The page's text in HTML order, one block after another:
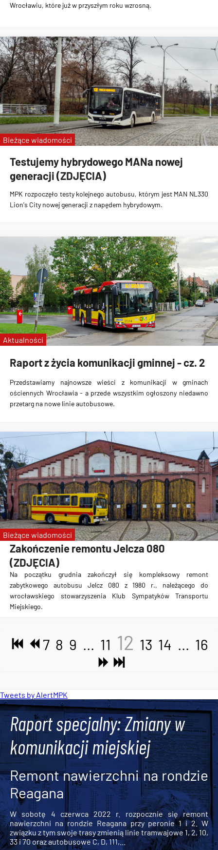
Wrocławiu, które już w przyszłym roku wzrosną.
Testujemy hybrydowego MANa nowej
generacji (ZDJĘCIA)
MPK rozpoczęło testy kolejnego autobusu, którym jest MAN NL330
Lion's City nowej generacji z napędem hybrydowym.
Bieżące wiadomości
Raport z życia komunikacji gminnej - cz. 2
Przedstawiamy najnowsze wieści z komunikacji w gminach
ościennych Wrocławia - a przede wszystkim ogłoszony niedawno
przetarg na nowe linie autobusowe.
Aktualności
Zakończenie remontu Jelcza 080
(ZDJĘCIA)
Na początku grudnia zakończył się kompleksowy remont
zabytkowego autobusu Jelcz 080 z 1980 r., należącego do
wrocławskiego stowarzyszenia Klub Sympatyków Transportu
Miejskiego.
Bieżące wiadomości
7 8 9 ... 11 12 13 14 ... 16
Tweets by AlertMPK
Raport specjalny: Zmiany w
komunikacji miejskiej
Remont nawierzchni na rondzie
Reagana
W sobotę 4 czerwca 2022 r. rozpocznie się remont
nawierzchni na rondzie Reagana przy peronie 1 i 2. W
związku z tym swoje trasy zmienią linie tramwajowe 1, 2, 10,
33 i 70 oraz autobusowe C, D, 111,...